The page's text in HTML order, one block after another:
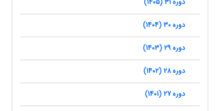
دوره 31 (1405)
دوره 30 (1404)
دوره 29 (1403)
دوره 28 (1402)
دوره 27 (1401)